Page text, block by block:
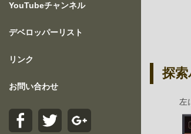
YouTubeチャンネル
デベロッパーリスト
リンク
お問い合わせ
探
左